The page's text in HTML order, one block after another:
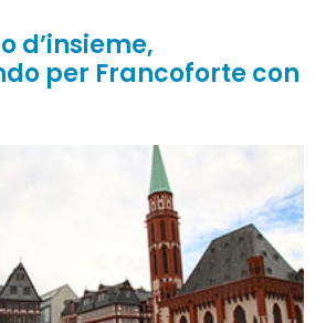
d’insieme,
per Francoforte con